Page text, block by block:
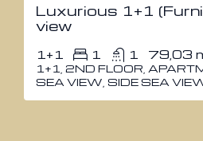
Luxurious 1+1
view
1+1 1 1 79,03
1+1, 2ND FLOOR,
SEA VIEW, SIDE SEA